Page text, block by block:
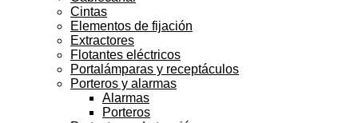
Cintas
Elementos de fijación
Extractores
Flotantes eléctricos
Portalámparas y receptáculos
Porteros y alarmas
Alarmas
Porteros